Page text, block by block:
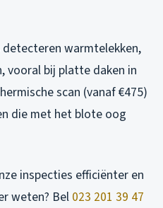
detecteren warmtelekken,
vooral bij platte daken in
scan (vanaf €475)
die met het blote oog
inspecties efficiënter en
weten? Bel 023 201 39 47